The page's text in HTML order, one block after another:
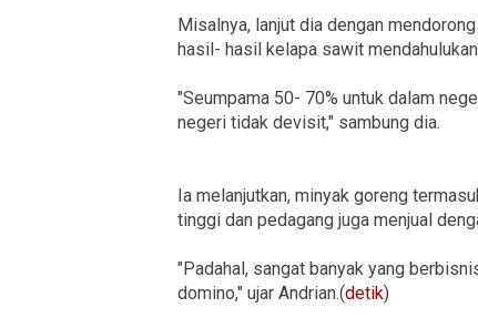
Misalnya, lanjut dia dengan
hasil- hasil kelapa sawit
"Seumpama 50- 70% untuk dalam
negeri tidak devisit," sambung dia.
Ia melanjutkan, minyak goreng
tinggi dan pedagang juga menjual
"Padahal, sangat banyak yang
domino," ujar Andrian.(detik)